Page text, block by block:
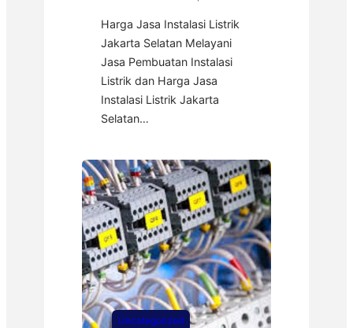
Harga Jasa Instalasi Listrik
Jakarta Selatan Melayani
Jasa Pembuatan Instalasi
Listrik dan Harga Jasa
Instalasi Listrik Jakarta
Selatan…
Uncategorized